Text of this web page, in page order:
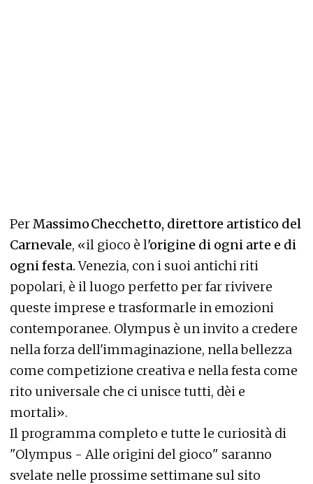
PerMassimo Checchetto, direttore artistico del
Carnevale, «il gioco è l'origine di ogni arte e di
ogni festa.Venezia, con i suoi antichi riti
popolari, è il luogo perfetto per far rivivere
queste imprese e trasformarle in emozioni
contemporanee. Olympus è un invito a credere
nella forza dell'immaginazione, nella bellezza
come competizione creativa e nella festa come
rito universale che ci unisce tutti, dèi e
mortali».
Il programma completo e tutte le curiosità di
"Olympus - Alle origini del gioco" saranno
svelate nelle prossime settimane sul sito